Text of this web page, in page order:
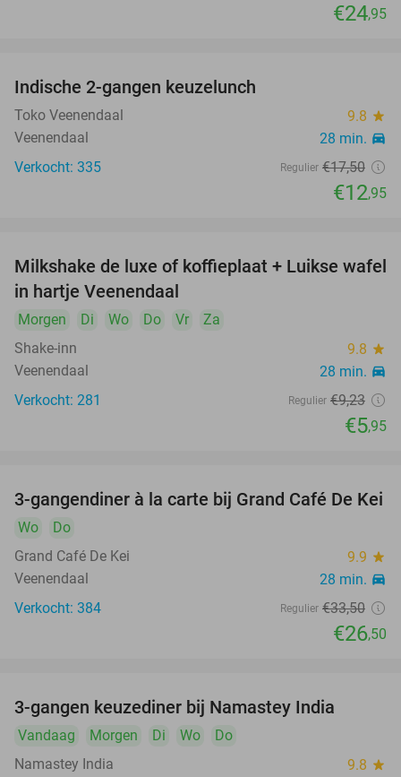
€24,95
Indische 2-gangen keuzelunch
Toko Veenendaal 9.8 star
Veenendaal 28 min. directions_car
Verkocht: 335 Regulier €17,50
€12,95
36%
Milkshake de luxe of koffieplaat + Luikse wafel
in hartje Veenendaal
Morgen Di Wo Do Vr
Za
Shake-inn
9.8 star
Veenendaal 28 min. directions_car
Verkocht: 281 Regulier €9,23
€5,95
21%
3-gangendiner à la carte bij Grand Café De Kei
Wo
Do
Grand Café De Kei
9.9 star
Veenendaal 28 min. directions_car
Verkocht: 384 Regulier €33,50
€26,50
3-gangen keuzediner bij Namastey India
Vandaag Morgen Di Wo
Do
Namastey India
9.8 star